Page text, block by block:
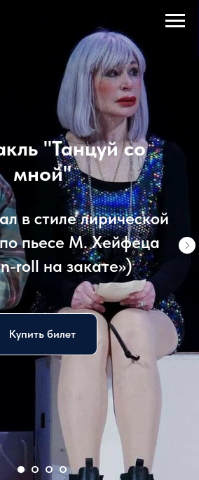
"Танцуй со
мной"
в стиле лирической
пьесе М. Хейфеца
roll на закате»)
Купить билет